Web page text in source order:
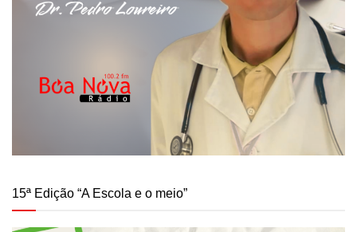
15ª Edição “A Escola e o meio”